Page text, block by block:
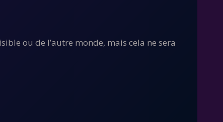
ou de l’autre monde, mais cela ne sera